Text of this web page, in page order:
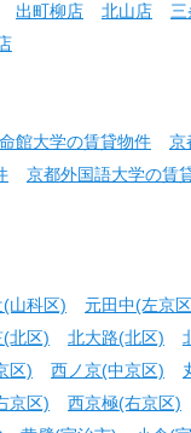
出町柳店 北山店
館大学の賃貸物件
京
京都外国語大学の賃
山科区) 元田中(左京
北区) 北大路(北区)
区) 西ノ京(中京区)
京区) 西京極(右京区)